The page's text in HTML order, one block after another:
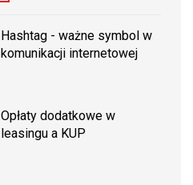
Hashtag - ważne symbol w
komunikacji internetowej
Opłaty dodatkowe w
leasingu a KUP